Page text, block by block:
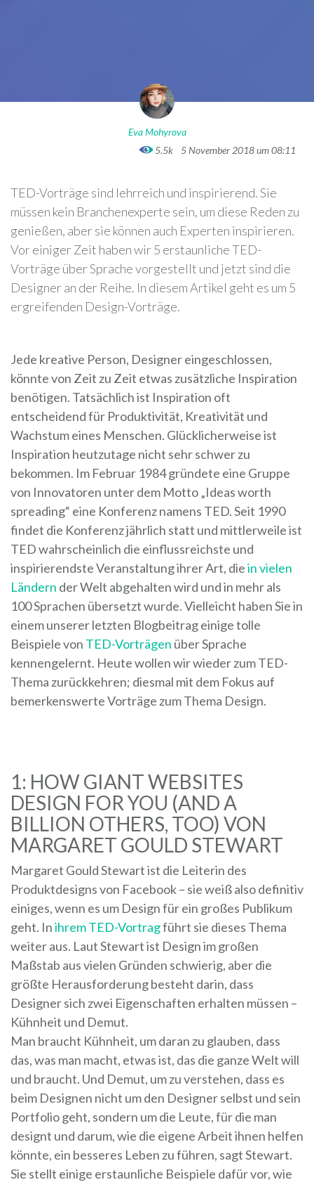
Eva Mohyrova
5.5k
5 November 2018 um 08:11
TED-Vorträge sind lehrreich und inspirierend. Sie
müssen kein Branchenexperte sein, um diese Reden zu
genießen, aber sie können auch Experten inspirieren.
Vor einiger Zeit haben wir 5 erstaunliche TED-
Vorträge über Sprache vorgestellt und jetzt sind die
Designer an der Reihe. In diesem Artikel geht es um 5
ergreifenden Design-Vorträge.
Jede kreative Person, Designer eingeschlossen,
könnte von Zeit zu Zeit etwas zusätzliche Inspiration
benötigen. Tatsächlich ist Inspiration oft
entscheidend für Produktivität, Kreativität und
Wachstum eines Menschen. Glücklicherweise ist
Inspiration heutzutage nicht sehr schwer zu
bekommen. Im Februar 1984 gründete eine Gruppe
von Innovatoren unter dem Motto „Ideas worth
spreading“ eine Konferenz namens TED. Seit 1990
findet die Konferenz jährlich statt und mittlerweile ist
TED wahrscheinlich die einflussreichste und
inspirierendste Veranstaltung ihrer Art, diein vielen
Ländern der Welt abgehalten wird und in mehr als
100 Sprachen übersetzt wurde. Vielleicht haben Sie in
einem unserer letzten Blogbeitrag einige tolle
Beispiele von TED-Vorträgen über Sprache
kennengelernt. Heute wollen wir wieder zum TED-
Thema zurückkehren; diesmal mit dem Fokus auf
bemerkenswerte Vorträge zum Thema Design.
1: HOW GIANT WEBSITES
DESIGN FOR YOU (AND A
BILLION OTHERS, TOO) VON
MARGARET GOULD STEWART
Margaret Gould Stewart ist die Leiterin des
Produktdesigns von Facebook – sie weiß also definitiv
einiges, wenn es um Design für ein großes Publikum
geht. Inihrem TED-Vortragführt sie dieses Thema
weiter aus. Laut Stewart ist Design im großen
Maßstab aus vielen Gründen schwierig, aber die
größte Herausforderung besteht darin, dass
Designer sich zwei Eigenschaften erhalten müssen –
Kühnheit und Demut.
Man braucht Kühnheit, um daran zu glauben, dass
das, was man macht, etwas ist, das die ganze Welt will
und braucht. Und Demut, um zu verstehen, dass es
beim Designen nicht um den Designer selbst und sein
Portfolio geht, sondern um die Leute, für die man
designt und darum, wie die eigene Arbeit ihnen helfen
könnte, ein besseres Leben zu führen, sagt Stewart.
Sie stellt einige erstaunliche Beispiele dafür vor, wie